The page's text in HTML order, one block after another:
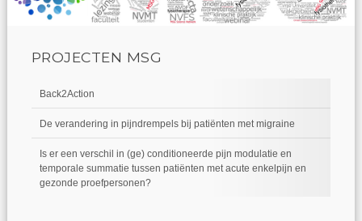
PROJECTEN MSG
Back2Action
De verandering in pijndrempels bij patiënten met migraine
Is er een verschil in (ge) conditioneerde pijn modulatie en
temporale summatie tussen patiënten met acute enkelpijn en
gezonde proefpersonen?